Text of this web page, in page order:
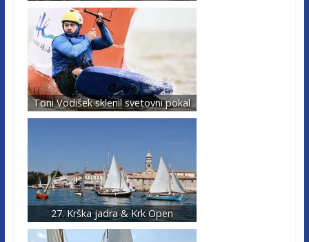
Toni Vodišek sklenil svetovni pokal
27. Krška jadra & Krk Open